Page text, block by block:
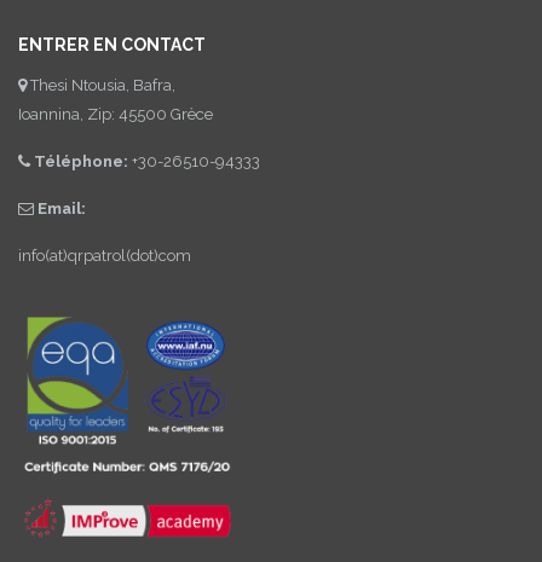
ENTRER EN CONTACT
Thesi Ntousia, Bafra,
Ioannina, Zip: 45500 Grèce
Téléphone: +30-26510-94333
Email:
info(at)qrpatrol(dot)com